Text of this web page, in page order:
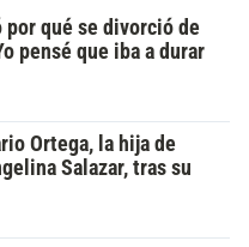
por qué se divorció de
pensé que iba a durar
Ortega, la hija de
Salazar, tras su